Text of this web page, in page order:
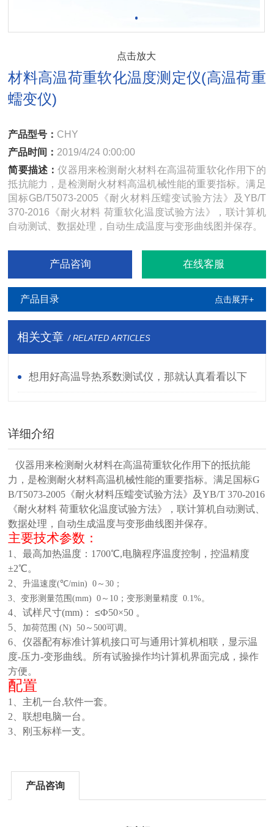
点击放大
材料高温荷重软化温度测定仪(高温荷重
蠕变仪)
产品型号： CHY
产品时间： 2019/4/24 0:00:00
简要描述：仪器用来检测耐火材料在高温荷重软化作用下的
抵抗能力，是检测耐火材料高温机械性能的重要指标。满足
国标GB/T5073-2005《耐火材料压蠕变试验方法》及YB/T
370-2016《耐火材料 荷重软化温度试验方法》，联计算机
自动测试、数据处理，自动生成温度与变形曲线图并保存。
产品咨询 在线客服
产品目录 点击展开+
相关文章 / RELATED ARTICLES
想用好高温导热系数测试仪，那就认真看看以下
详细介绍
仪器用来检测耐火材料在高温荷重软化作用下的抵抗能
力，是检测耐火材料高温机械性能的重要指标。满足国标G
B/T5073-2005《耐火材料压蠕变试验方法》及YB/T 370-2016
《耐火材料 荷重软化温度试验方法》
，联计算机自动测试、
数据处理，自动生成温度与变形曲线图并保存。
主要技术参数：
1、最高加热温度：1700℃,电脑程序温度控制，控温精度
±2℃。
2、
升温速度(℃/min) 0 ～30 ；
3、变形测量范围(mm) 0 ～ 10 ；变形测量精度0.1%。
4、试样尺寸(mm)： ≤Ф50×50 。
5、
加荷范围 (N) 50 ～500可调。
6、仪器配有标准计算机接口可与通用计算机相联， 显示温
度-压力-变形曲线。 所有试验操作均计算机界面完成，操作
方便。
配置
1、 主机一台,软件一套。
2、联想电脑一台。
3、刚玉标样一支。
产品咨询